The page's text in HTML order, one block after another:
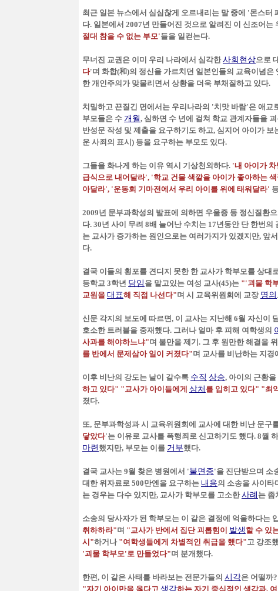
최근 일본 뉴스에서 심심찮게 오르내리는 말 중에 '몬스
다. 일본에서 2007년 만들어진 것으로 알려진 이 신조어
절대 참을 수 없는 부모'들을 일컫는다.
무너진 교권은 이미 우리 나라에서 심각한사회현상으로
다'며 화합(和)의 정신을 가르치던 일본인들의 교육이념은
한 개인주의가 맞물리면서 상황을 더욱 부채질하고 있다.
치밀하고 끈질긴 면에서는 우리나라의 '치맛 바람'은 애
부모들은 수 개월, 심하면 수 년에 걸쳐 학교 관계자들을
반성문 작성 및 제출을 요구하기도 하고, 심지어 아이가 보
운 사죄의 표시) 등을 요구하는 부모도 있다.
그들을 화나게 하는 이유 역시 기상천외하다. '내 아이가
급식으로 내어달라', '학교 건물 색깔을 아이가 좋아하는
아달라', '운동회 기마전에서 우리 아이를 위에 태워달라'
2009년 문부과학성의 발표에 의하면 우울증 등 정신질환
다. 30년 사이 무려 8배 늘어난 수치는 17년동안 단 한번
는 교사가 증가하는 원인으로는 여러가지가 있겠지만, 앞
다.
결국 이들의 횡포를 견디지 못한 한 교사가 학부모를 상
등학교 3학년 담임 을 맡고있는 여성 교사(45)는 "'괴물 학
교원을 대표해 직접 나선다"며 시 교육위원회에 교장 명의
신문 각지의 보도에 따르면, 이 교사는 지난해 6월 자신이
호소한 트러블을 중재했다. 그러나 얼마 후 피해 여학생의
사과를 해야하느냐"며 불만을 제기. 그 후 원만한 해결을
를 반에서 문제삼아 일이 커졌다"며 교사를 비난하는 지경
이후 비난의 강도는 날이 갈수록 수직 상승, 아이의 근황
하고 있다" "교사가 아이들에게 상처 를 입히고 있다" "최
졌다.
또, 문부과학성과 시 교육위원회에 교사에 대한 비난 문구
닿았다'는 이유로 교사를 폭행죄로 신고하기도 했다. 8월
마련했지만, 부모는 이를 거부했다.
결국 교사는 9월 찾은 병원에서 '불면증'을 진단받으며 소
대한 위자료로 500만엔을 요구하는 내용의 소송을 사이타
는 경우는 다수 있지만, 교사가 학부모를 고소한사례 는 좀
소송의 당사자가 된 학부모는 이 같은 결정에 억울하다는
취하하라"며 "교사가 반에서 집단 괴롭힘이 발생 할 수 있
시"하거나 "여학생들에게 차별적인 취급을 했다"고 강조
'괴물 학부모'로 만들었다"며 분개했다.
한편, 이 같은 사태를 바라보는 전문가들의 시각은 어떨까
"자기 아이만을 옳다고 생각하는 자기 중심적인 생각과,